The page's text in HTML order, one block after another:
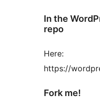
In the
repo
Here:
https://
Fork me!